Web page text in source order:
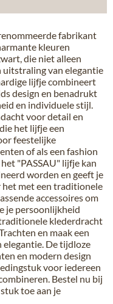
fabrikant
kleuren
die niet alleen
uitstraling van elegantie
lijfje combineert
design en benadrukt
en individuele stijl.
voor detail en
het lijfje een
feestelijke
of als een fashion
"PASSAU" lijfje kan
worden en geeft je
met een traditionele
accessoires om
je persoonlijkheid
klederdracht
en maak een
De tijdloze
en modern design
voor iedereen
Bestel nu bij
toe aan je